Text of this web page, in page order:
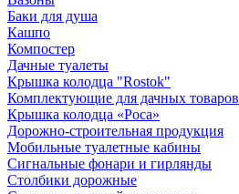
Баки для душа
Кашпо
Компостер
Дачные туалеты
Крышка колодца "Rostok"
Комплектующие для дачных товаров
Крышка колодца «Роса»
Дорожно-строительная продукция
Мобильные туалетные кабины
Сигнальные фонари и гирлянды
Столбики дорожные